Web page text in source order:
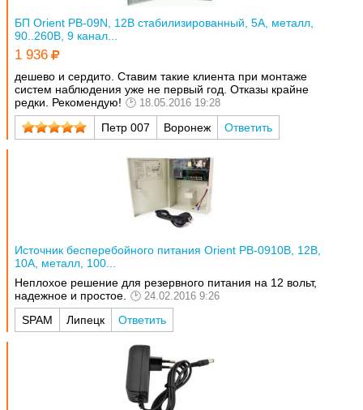
БП Orient PB-09N, 12В стабилизированный, 5А, металл,
90..260В, 9 канал...
1 936
дешево и сердито. Ставим такие клиента при монтаже
систем наблюдения уже не первый год. Отказы крайне
редки. Рекомендую!
18.05.2016 19:28
Петр 007 Воронеж Ответить
Источник бесперебойного питания Orient PB-0910B, 12В,
10А, металл, 100...
Неплохое решение для резервного питания на 12 вольт,
надежное и простое.
24.02.2016 9:26
SPAM Липецк Ответить